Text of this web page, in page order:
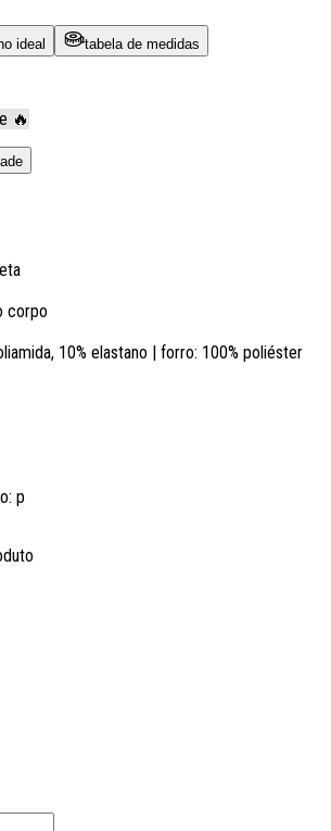
ideal
tabela de medidas
🔥
corpo
10% elastano | forro: 100% poliéster
p